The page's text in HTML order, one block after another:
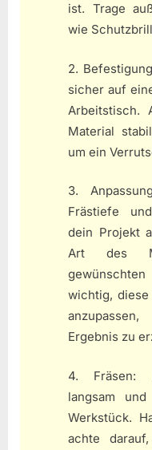
ist. Trage
wie
2.
sicher auf
Arbeitstisch.
Material
um ein
3.
Frästiefe
dein Projekt
Art des
wichtig,
Ergebnis zu
4. Fräsen:
langsam
Werkstück.
achte